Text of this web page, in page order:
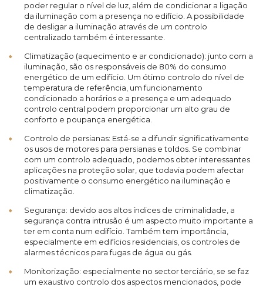
poder regular o nível de luz, além de condicionar a ligação
da iluminação com a presença no edifício. A possibilidade
de desligar a iluminação através de um controlo
centralizado também é interessante.
Climatização (aquecimento e ar condicionado): junto com a
iluminação, são os responsáveis de 80% do consumo
energético de um edifício. Um ótimo controlo do nível de
temperatura de referência, um funcionamento
condicionado a horários e a presença e um adequado
controlo central podem proporcionar um alto grau de
conforto e poupança energética.
Controlo de persianas: Está-se a difundir significativamente
os usos de motores para persianas e toldos. Se combinar
com um controlo adequado, podemos obter interessantes
aplicações na proteção solar, que todavia podem afectar
positivamente o consumo energético na iluminação e
climatização.
Segurança: devido aos altos índices de criminalidade, a
segurança contra intrusão é um aspecto muito importante a
ter em conta num edifício. Também tem importância,
especialmente em edifícios residenciais, os controles de
alarmes técnicos para fugas de água ou gás.
Monitorização: especialmente no sector terciário, se se faz
um exaustivo controlo dos aspectos mencionados, pode